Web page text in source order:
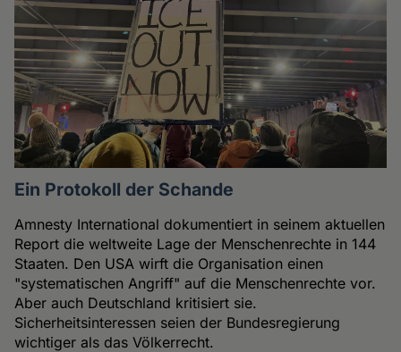
Ein Protokoll der Schande
Amnesty International dokumentiert in seinem aktuellen
Report die weltweite Lage der Menschenrechte in 144
Staaten. Den USA wirft die Organisation einen
"systematischen Angriff" auf die Menschenrechte vor.
Aber auch Deutschland kritisiert sie.
Sicherheitsinteressen seien der Bundesregierung
wichtiger als das Völkerrecht.